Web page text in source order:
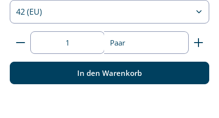
Produkt Anzahl: Gib den gewünschten Wert ein
Paar
In den Warenkorb